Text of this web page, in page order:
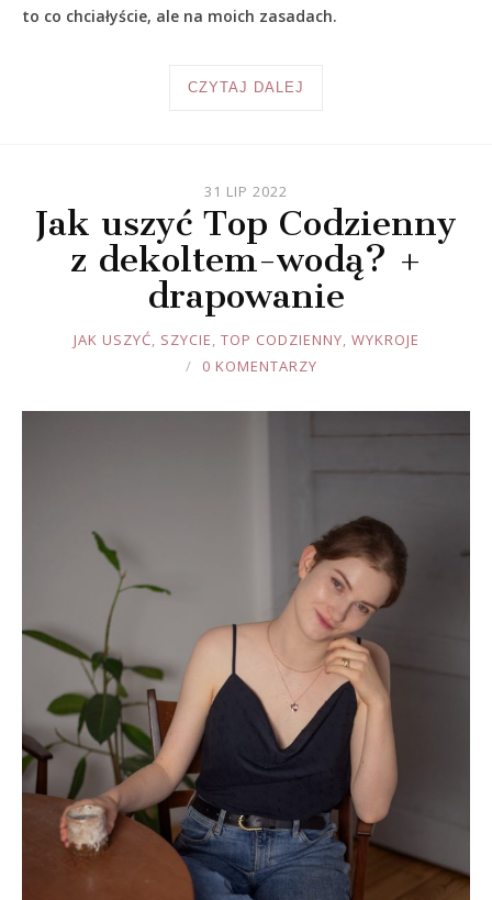
to co chciałyście, ale na moich zasadach.
CZYTAJ DALEJ
31 LIP 2022
Jak uszyć Top Codzienny
z dekoltem-wodą? +
drapowanie
JOULE
JAK USZYĆ, SZYCIE, TOP CODZIENNY, WYKROJE
0 KOMENTARZY